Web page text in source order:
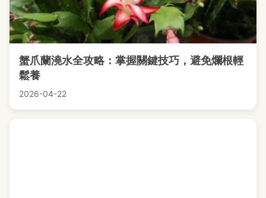
蟹爪蘭澆水全攻略：掌握關鍵技巧，避免爛根輕
鬆養
2026-04-22